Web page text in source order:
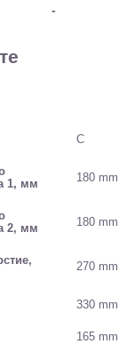
-
C
1, мм
180 mm
2, мм
180 mm
270 mm
330 mm
165 mm